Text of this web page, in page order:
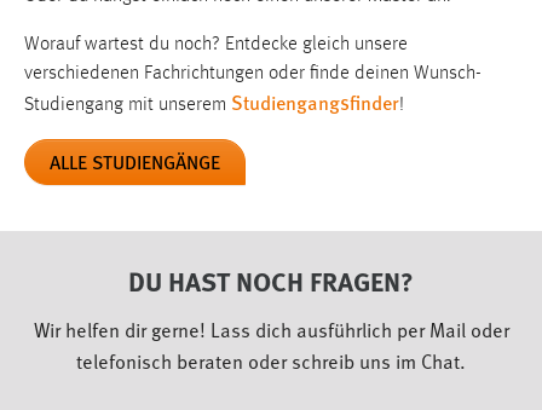
Worauf wartest du noch? Entdecke gleich unsere
verschiedenen Fachrichtungen oder finde deinen Wunsch-
Studiengang mit unserem Studiengangsfinder!
ALLE STUDIENGÄNGE
DU HAST NOCH FRAGEN?
Wir helfen dir gerne! Lass dich ausführlich per Mail oder
telefonisch beraten oder schreib uns im Chat.
Vimeo